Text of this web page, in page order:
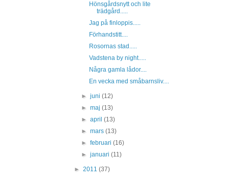
Hönsgårdsnytt och lite
trädgård.....
Jag på finloppis.....
Förhandstitt....
Rosornas stad.....
Vadstena by night.....
Några gamla lådor....
En vecka med småbarnsliv....
►juni(12)
►maj(13)
►april(13)
►mars(13)
►februari(16)
►januari(11)
► 2011 (37)